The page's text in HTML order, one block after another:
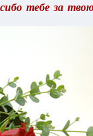
тебе за